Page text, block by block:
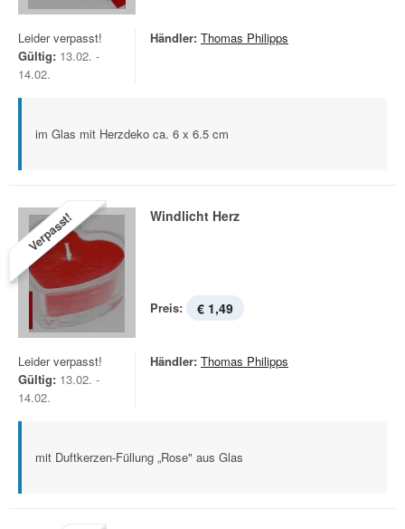
Leider verpasst!
Gültig: 13.02. -
14.02.
Händler: Thomas Philipps
im Glas mit Herzdeko ca. 6 x 6.5 cm
Verpasst! Windlicht Herz
Preis: € 1,49
Leider verpasst!
Gültig: 13.02. -
14.02.
Händler: Thomas Philipps
mit Duftkerzen-Füllung „Rose" aus Glas